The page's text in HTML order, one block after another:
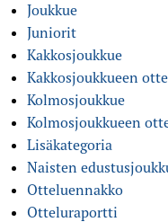
Joukkue
Juniorit
Kakkosjoukkue
Kakkosjoukkueen
Kolmosjoukkue
Kolmosjoukkueen
Lisäkategoria
Naisten
Otteluennakko
Otteluraportti